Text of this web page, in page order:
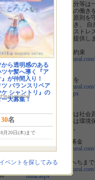
から透明感のある
ツヤ髪へ導く『ア
が仲間入り！
ツ バランスリペア
ケ シャントリ』の
大募集！
magicnumber
30名
8月20日(木)まで
ベントを探してみる
石油由来の合成成分等は
「スキンケアは肌の働き
行うもの」という原則を
で健やかになる働き、 自
高める事により、ストレ
ないスキンケアを提供し
皆様への５つのお約束
https://www.neo-
ho_5.aspx
真のオーガニックを
https://www.neo-
structure_organic.aspx
ネオナチュラルでは社会
として売上の一部は環境
へ寄附しています。
■クローバー環境募金
https://www.neo-
■緑のカーテン へちまで
https://www.neo-
hima.aspx